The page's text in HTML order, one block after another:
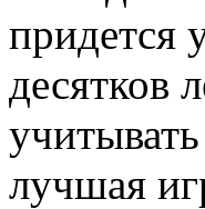
придется
десятков
лучшая